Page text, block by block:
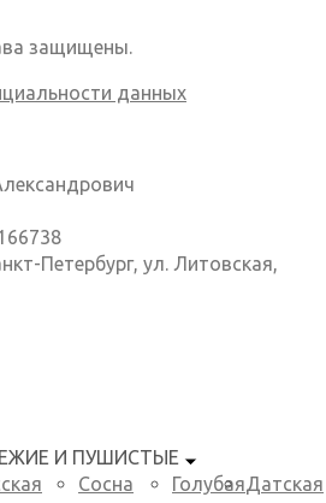
защищены.
данных
Петербург, ул. Литовская,
И ПУШИСТЫЕ
Сосна
ГолубаяДатская